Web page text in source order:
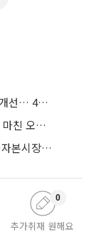
E8, ‘온톨로지 AI·디지털 트윈’ 앞세워 체질 개선… 4분기 흑자전환 총력
25억에 경영권 넘긴 상보…‘주가 바닥’ 승계 마친 오너 2세, 주가 부양 나설까
아워홈 떠난 구미현, 코스닥 ‘본느’ 품는다…자본시장 전면 등판
추가취재 원해요
0